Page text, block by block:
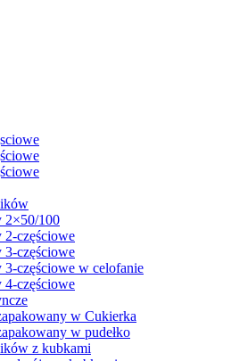
2×50/100
częściowe
częściowe
częściowe w celofanie
częściowe
w Cukierka
w pudełko
z kubkami